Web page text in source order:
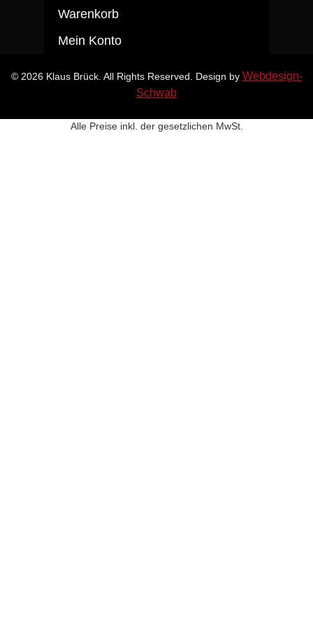
Warenkorb
Mein Konto
© 2026 Klaus Brück. All Rights Reserved. Design by Webdesign-
Schwab
Alle Preise inkl. der gesetzlichen MwSt.